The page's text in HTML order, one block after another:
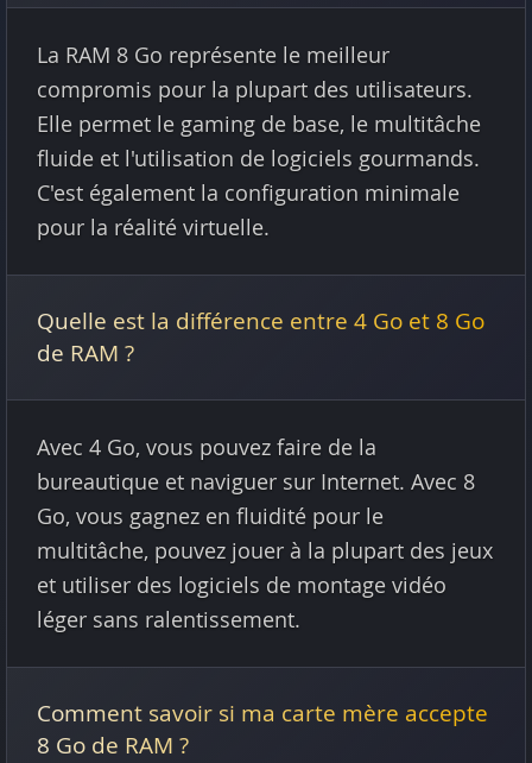
La RAM 8 Go représente le meilleur
compromis pour la plupart des utilisateurs.
Elle permet le gaming de base, le multitâche
fluide et l'utilisation de logiciels gourmands.
C'est également la configuration minimale
pour la réalité virtuelle.
Quelle est la différence entre 4 Go et 8 Go
de RAM ?
Avec 4 Go, vous pouvez faire de la
bureautique et naviguer sur Internet. Avec 8
Go, vous gagnez en fluidité pour le
multitâche, pouvez jouer à la plupart des jeux
et utiliser des logiciels de montage vidéo
léger sans ralentissement.
Comment savoir si ma carte mère accepte
8 Go de RAM ?